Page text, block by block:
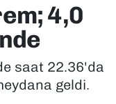
4,0
saat 22.36'da
geldi.